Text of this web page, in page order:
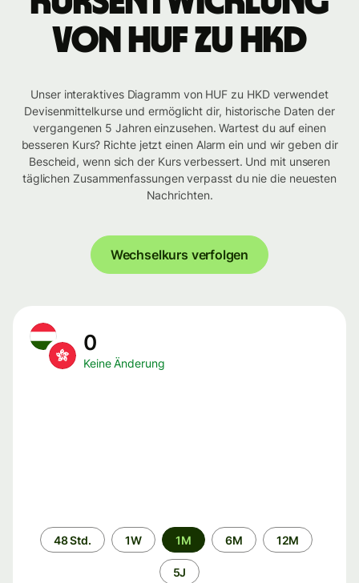
von HUF zu HKD
Unser interaktives Diagramm von HUF zu HKD verwendet
Devisenmittelkurse und ermöglicht dir, historische Daten der
vergangenen 5 Jahren einzusehen. Wartest du auf einen
besseren Kurs? Richte jetzt einen Alarm ein und wir geben dir
Bescheid, wenn sich der Kurs verbessert. Und mit unseren
täglichen Zusammenfassungen verpasst du nie die neuesten
Nachrichten.
Wechselkurs verfolgen
0
Keine Änderung
Zeitraum
48 Std. 1W 1M 6M 12M
5J